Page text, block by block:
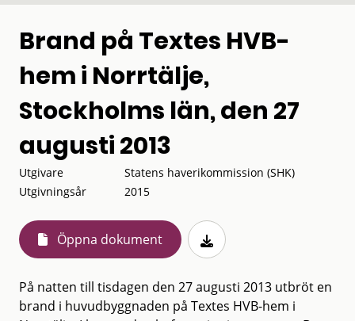
Brand på Textes HVB-
hem i Norrtälje,
Stockholms län, den 27
augusti 2013
Utgivare
Statens haverikommission (SHK)
Utgivningsår
2015
Öppna dokument
På natten till tisdagen den 27 augusti 2013 utbröt en
brand i huvudbyggnaden på Textes HVB-hem i